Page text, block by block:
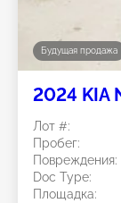
Будущая продажа
2024 KIA
Лот #:
Пробег:
Повреждения:
Doc Type:
Площадка: